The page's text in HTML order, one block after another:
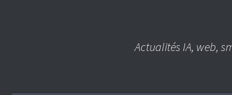
Actualités IA, web,